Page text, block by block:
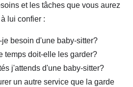
et les tâches que vous aurez
à lui confier :
je besoin d'une baby-sitter?
temps doit-elle les garder?
j'attends d'une baby-sitter?
un autre service que la garde